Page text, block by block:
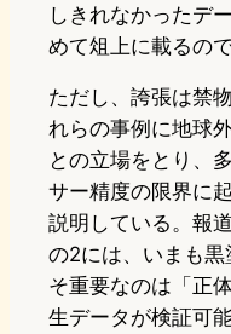
しきれなかったデ
めて俎上に載るので
ただし、誇張は禁
れらの事例に地球
との立場をとり、
サー精度の限界に
説明している。報
の2には、いまも黒
そ重要なのは「正
生データが検証可